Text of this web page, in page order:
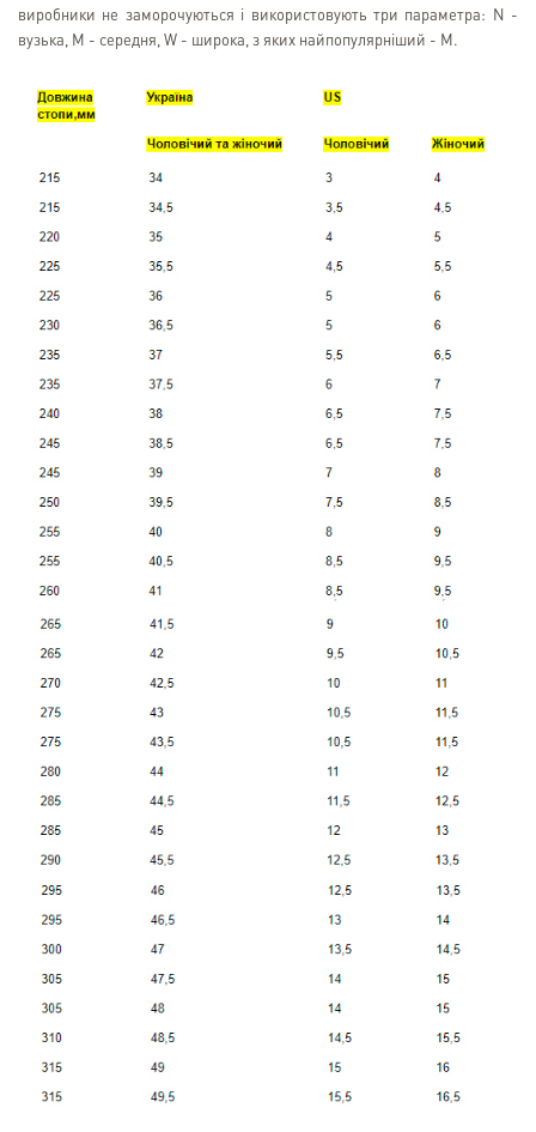
виробники не заморочуються і використовують три параметра: N -
вузька, M - середня, W - широка, з яких найпопулярніший - М.